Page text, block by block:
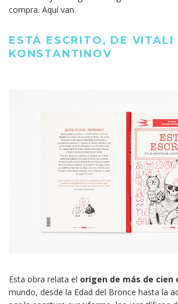
compra. Aquí van.
ESTÁ ESCRITO, DE VITALI
KONSTANTINOV
Esta obra relata el origen de más de cien
mundo, desde la Edad del Bronce hasta la